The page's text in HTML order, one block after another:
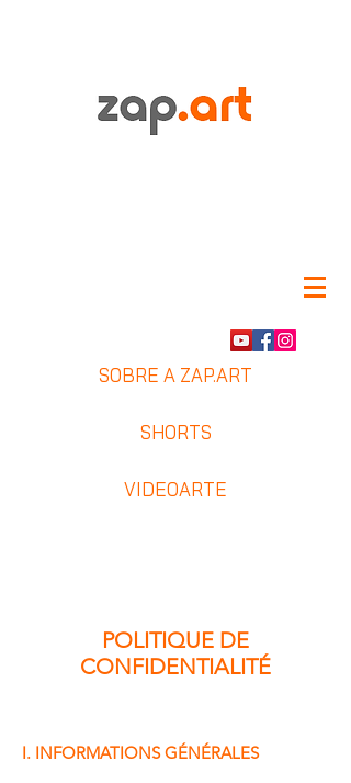
SOBRE A ZAP.ART
SHORTS
VIDEOARTE
POLITIQUE DE
CONFIDENTIALITÉ
I. INFORMATIONS GÉNÉRALES